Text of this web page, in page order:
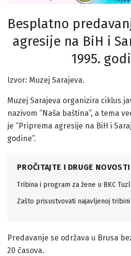
Besplatno
agresije na BiH i
1995.
Izvor: Muzej Sarajeva.
Muzej Sarajeva organizira ciklus
nazivom “Naša baština”, a tema
je “Priprema agresije na BiH i
godine”.
PROČITAJTE I DRUGE NOVOSTI
Tribina i program za žene u BKC
Zašto prisustvovati najavljenoj tribini
Predavanje se održava u Brusa
20 časova.